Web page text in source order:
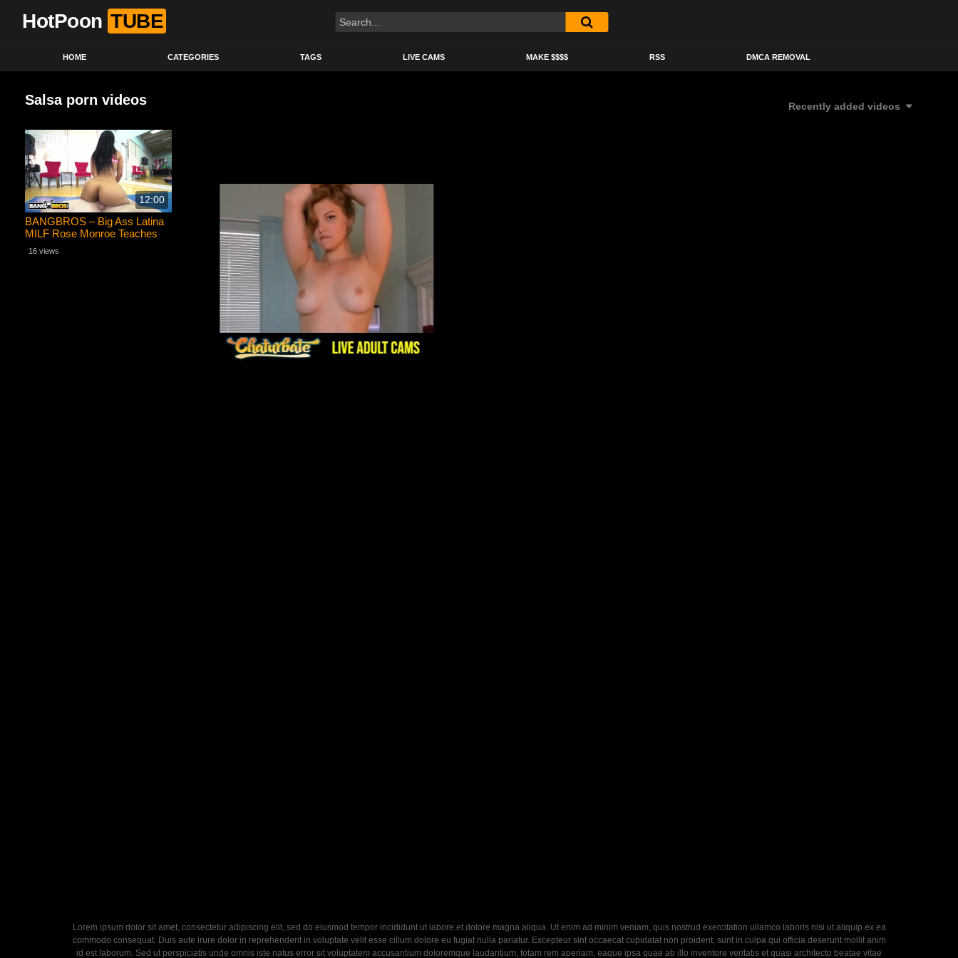
HotPoon TUBE
HOME CATEGORIES TAGS LIVE CAMS MAKE $$$$ RSS DMCA REMOVAL
Salsa porn videos Recently added videos
12:00
BANGBROS – Big Ass Latina
MILF Rose Monroe Teaches
Salsa and More
16 views
Lorem ipsum dolor sit amet, consectetur adipiscing elit, sed do eiusmod tempor incididunt ut labore et dolore magna aliqua. Ut enim ad minim veniam, quis nostrud exercitation ullamco laboris nisi ut aliquip ex ea
commodo consequat. Duis aute irure dolor in reprehenderit in voluptate velit esse cillum dolore eu fugiat nulla pariatur. Excepteur sint occaecat cupidatat non proident, sunt in culpa qui officia deserunt mollit anim
id est laborum. Sed ut perspiciatis unde omnis iste natus error sit voluptatem accusantium doloremque laudantium, totam rem aperiam, eaque ipsa quae ab illo inventore veritatis et quasi architecto beatae vitae